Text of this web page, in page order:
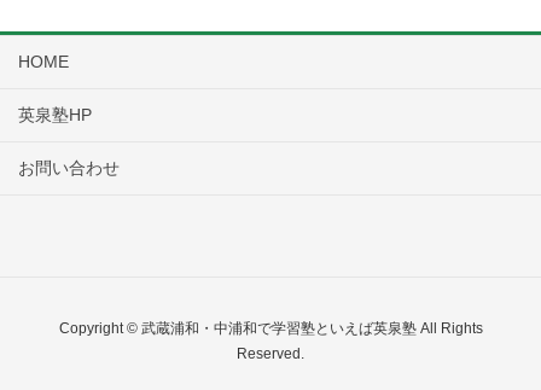
HOME
英泉塾HP
お問い合わせ
Copyright © 武蔵浦和・中浦和で学習塾といえば英泉塾 All Rights
Reserved.